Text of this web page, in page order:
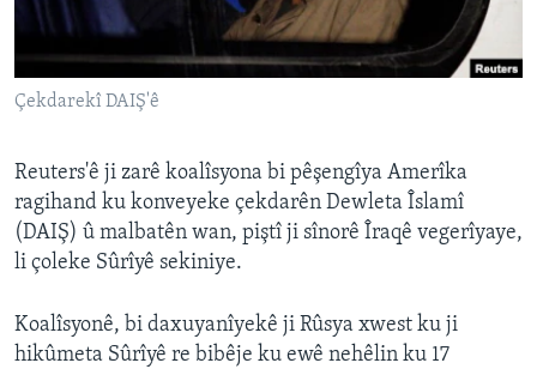
ÇAND Û HUNER
SERNIVÎS
SORANÎ
Learning English
FOLLOW US
Zimanên Din
Çekdarekî DAIŞ'ê
Reuters'ê ji zarê koalîsyona bi pêşengîya Amerîka
ragihand ku konveyeke çekdarên Dewleta Îslamî
(DAIŞ) û malbatên wan, piştî ji sînorê Îraqê vegerîyaye,
li çoleke Sûrîyê sekiniye.
Koalîsyonê, bi daxuyanîyekê ji Rûsya xwest ku ji
hikûmeta Sûrîyê re bibêje ku ewê nehêlin ku 17